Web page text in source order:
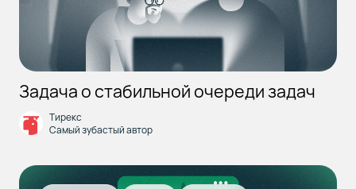
Задача о стабильной очереди задач
Тирекс
Самый зубастый автор